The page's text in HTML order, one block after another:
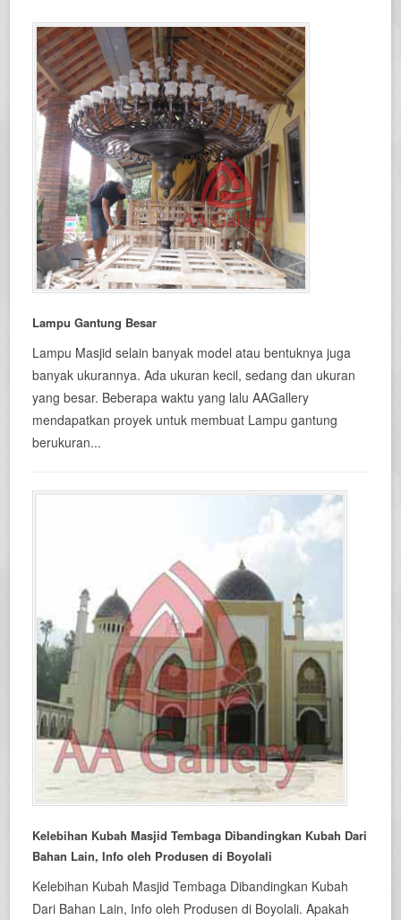
Lampu Gantung Besar
Lampu Masjid selain banyak model atau bentuknya juga
banyak ukurannya. Ada ukuran kecil, sedang dan ukuran
yang besar. Beberapa waktu yang lalu AAGallery
mendapatkan proyek untuk membuat Lampu gantung
berukuran...
Kelebihan Kubah Masjid Tembaga Dibandingkan Kubah Dari
Bahan Lain, Info oleh Produsen di Boyolali
Kelebihan Kubah Masjid Tembaga Dibandingkan Kubah
Dari Bahan Lain, Info oleh Produsen di Boyolali. Apakah